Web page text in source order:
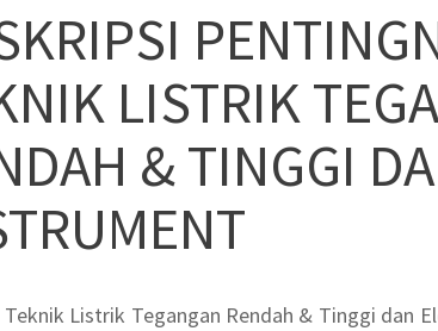
LISTRIK
& TINGGI
Teknik Listrik Tegangan Rendah & Tinggi dan